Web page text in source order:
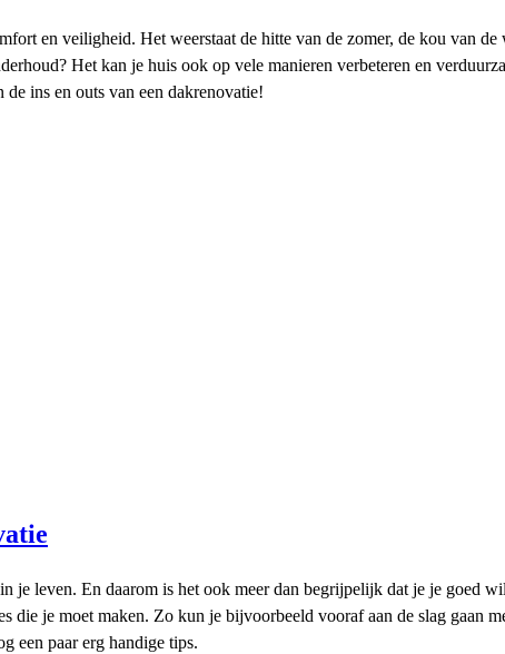
en veiligheid. Het weerstaat de hitte van de zomer, de kou van de
Het kan je huis ook op vele manieren verbeteren en
ins en outs van een dakrenovatie!
leven. En daarom is het ook meer dan begrijpelijk dat je je goed
die je moet maken. Zo kun je bijvoorbeeld vooraf aan de slag gaan
een paar erg handige tips.